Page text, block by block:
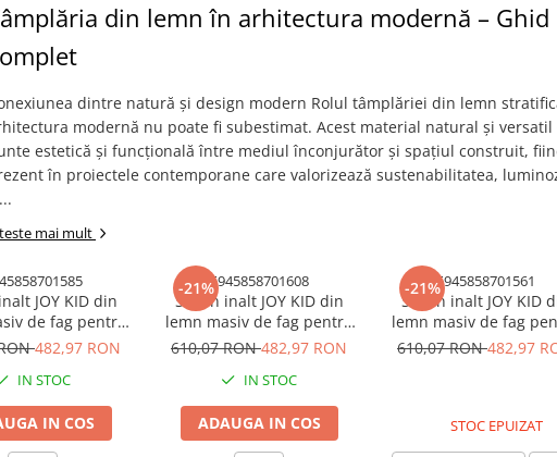
din lemn în arhitectura modernă – Ghid
dintre natură și design modern Rolul tâmplăriei din lemn
modernă nu poate fi subestimat. Acest material natural și versatil
estetică și funcțională între mediul înconjurător și spațiul construit,
în proiectele contemporane care valorizează sustenabilitatea,
mai mult
JOY KID din
de fag pentru
cm culoare
482,97 RON
IN STOC
IN COS
-21%5945858701608
Scaun inalt JOY KID din
lemn masiv de fag pentru
copii 45x62 cm culoare roz
610,07 RON482,97 RON
IN STOC
ADAUGA IN COS
-21%5945858701561
Scaun inalt JOY KID
lemn masiv de fag
copii 45x62 cm culoare
610,07 RON482,97
STOC EPUIZAT